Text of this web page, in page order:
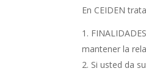
En CEIDEN
mantener la
Si usted da